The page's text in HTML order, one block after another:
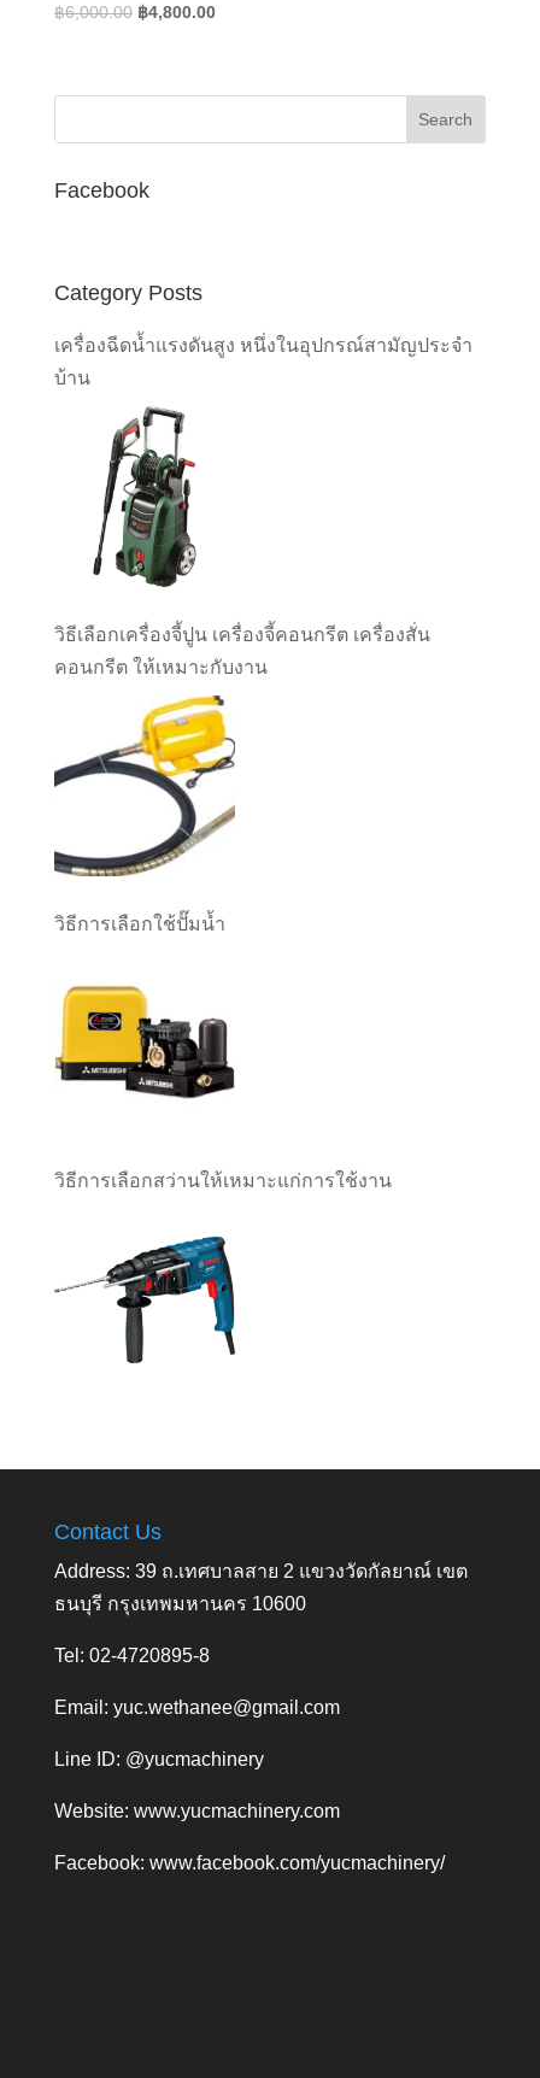
฿6,000.00 Original
฿6,000.00.
฿4,800.00Current
฿4,800.00.
Facebook
Category Posts
เครื่องฉีดน้ำแรงดันสูง หนึ่งในอุปกรณ์สามัญประจำ
บ้าน
วิธีเลือกเครื่องจี้ปูน เครื่องจี้คอนกรีต เครื่องสั่น
คอนกรีต ให้เหมาะกับงาน
วิธีการเลือกใช้ปั๊มน้ำ
วิธีการเลือกสว่านให้เหมาะแก่การใช้งาน
Contact Us
Address: 39 ถ.เทศบาลสาย 2 แขวงวัดกัลยาณ์ เขต
ธนบุรี กรุงเทพมหานคร 10600
Tel: 02-4720895-8
Email: yuc.wethanee@gmail.com
Line ID: @yucmachinery
Website: www.yucmachinery.com
Facebook: www.facebook.com/yucmachinery/